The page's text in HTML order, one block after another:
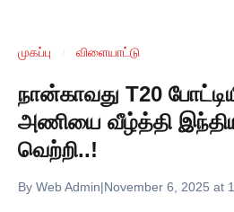
முகப்பு விளையாட்டு
நான்காவது T20
அணியை வீழ்த்தி
வெற்றி..!
By Web Admin|November 6, 2025 at